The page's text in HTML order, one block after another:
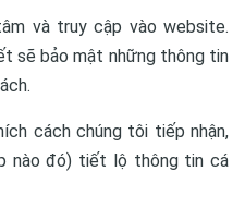
và truy cập vào website.
sẽ bảo mật những thông tin
cách chúng tôi tiếp nhận,
nào đó) tiết lộ thông tin cá